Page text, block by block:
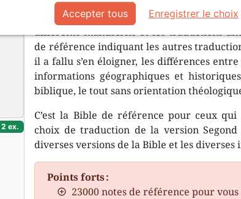
Une offre unique en francophonie : la
différents manuscrits et les traductions
de référence indiquant les autres
il a fallu s’en éloigner, les différences
informations géographiques et
biblique, le tout sans orientation
C’est la Bible de référence pour ceux
choix de traduction de la version
diverses versions de la Bible et les
Points forts :
23000 notes de référence pour
2 ex.
Accepter tous Enregistrer le choix